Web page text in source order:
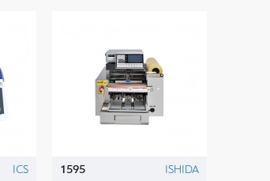
ICS 1595 ISHIDA